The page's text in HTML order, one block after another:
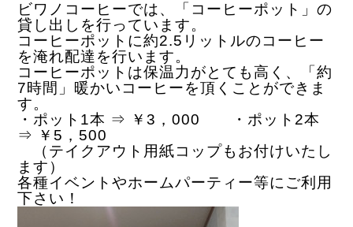
ビワノコーヒーでは、「コーヒーポット」の
貸し出しを行っています。
コーヒーポットに約2.5リットルのコーヒー
を淹れ配達を行います。
コーヒーポットは保温力がとても高く、「約
7時間」暖かいコーヒーを頂くことができま
す。
・ポット1本 ⇒ ￥3，000 ・ポット2本
⇒ ￥5，500
（テイクアウト用紙コップもお付けいたし
ます）
各種イベントやホームパーティー等にご利用
下さい！